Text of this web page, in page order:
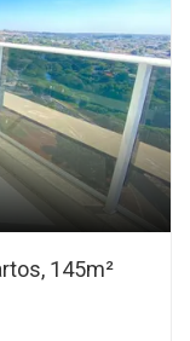
145m²